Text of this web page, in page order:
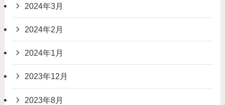
2024年3月
2024年2月
2024年1月
2023年12月
2023年8月